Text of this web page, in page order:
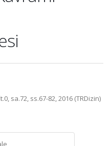
sa.72, ss.67-82, 2016 (TRDizin)